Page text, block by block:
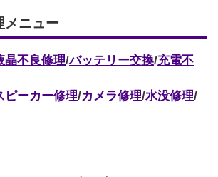
ニュー
晶不良修理/バッテリー交換/充電不
ピーカー修理/カメラ修理/水没修理/